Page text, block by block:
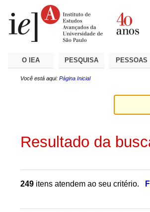
O IEA PESQUISA PESSOAS
Você está aqui: Página Inicial
Resultado da
249 itens atendem ao seu critério.